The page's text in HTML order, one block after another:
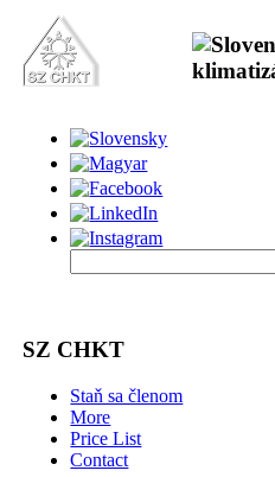
SZ CHKT
Staň sa členom
More
Price List
Contact